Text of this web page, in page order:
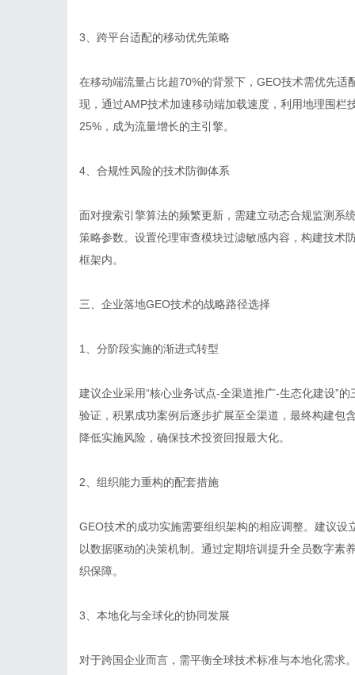
3、跨平台适配的移动优先策略
在移动端流量占比超70%的背景下，GEO技术需优先
现，通过AMP技术加速移动端加载速度，利用地理围
25%，成为流量增长的主引擎。
4、合规性风险的技术防御体系
面对搜索引擎算法的频繁更新，需建立动态合规监测系
策略参数。设置伦理审查模块过滤敏感内容，构建技术
框架内。
三、企业落地GEO技术的战略路径选择
1、分阶段实施的渐进式转型
建议企业采用“核心业务试点-全渠道推广-生态化建设”
验证，积累成功案例后逐步扩展至全渠道，最终构建包
降低实施风险，确保技术投资回报最大化。
2、组织能力重构的配套措施
GEO技术的成功实施需要组织架构的相应调整。建议
以数据驱动的决策机制。通过定期培训提升全员数字素
织保障。
3、本地化与全球化的协同发展
对于跨国企业而言，需平衡全球技术标准与本地化需求